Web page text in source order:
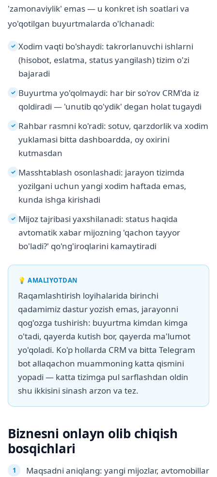
'zamonaviylik' emas — u konkret ish soatlari va
yo'qotilgan buyurtmalarda o'lchanadi:
✓ Xodim vaqti bo'shaydi: takrorlanuvchi ishlarni
(hisobot, eslatma, status yangilash) tizim o'zi
bajaradi
✓ Buyurtma yo'qolmaydi: har bir so'rov CRM'da iz
qoldiradi — 'unutib qo'ydik' degan holat tugaydi
✓ Rahbar rasmni ko'radi: sotuv, qarzdorlik va xodim
yuklamasi bitta dashboardda, oy oxirini
kutmasdan
✓ Masshtablash osonlashadi: jarayon tizimda
yozilgani uchun yangi xodim haftada emas,
kunda ishga kirishadi
✓ Mijoz tajribasi yaxshilanadi: status haqida
avtomatik xabar mijozning 'qachon tayyor
bo'ladi?' qo'ng'iroqlarini kamaytiradi
💡AMALIYOTDAN
Raqamlashtirish loyihalarida birinchi
qadamimiz dastur yozish emas, jarayonni
qog'ozga tushirish: buyurtma kimdan kimga
o'tadi, qayerda kutish bor, qayerda ma'lumot
yo'qoladi. Ko'p hollarda CRM va bitta Telegram
bot allaqachon muammoning katta qismini
yopadi — katta tizimga pul sarflashdan oldin
shu ikkisini sinash arzon va tez.
Biznesni onlayn olib chiqish
bosqichlari
Maqsadni aniqlang: yangi mijozlar, avtomobillar